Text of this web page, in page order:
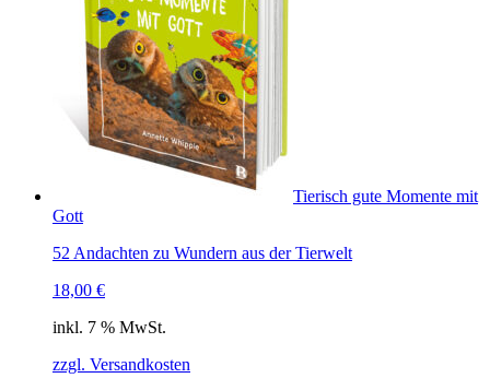
Tierisch gute Momente mit
Gott
52 Andachten zu Wundern aus der Tierwelt
18,00 €
inkl. 7 % MwSt.
zzgl. Versandkosten